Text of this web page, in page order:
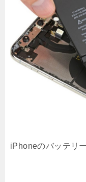
iPhoneのバッテリ